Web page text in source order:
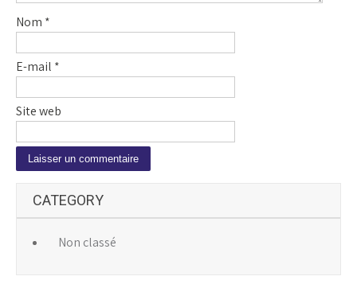
Nom *
E-mail *
Site web
t
CATEGORY
Non classé